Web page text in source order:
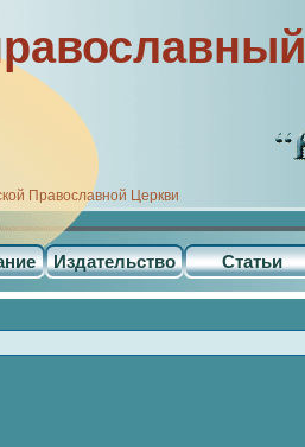
Православной Церкви
Издательство Статьи